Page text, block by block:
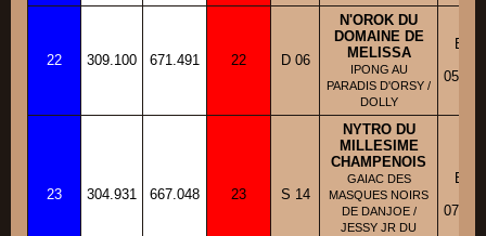
22 309.100 671.491 22 D 06
N'OROK DU
DOMAINE DE
MELISSA
IPONG AU
PARADIS D'ORSY /
DOLLY
05/08/
23 304.931 667.048 23 S 14
NYTRO DU
MILLESIME
CHAMPENOIS
GAIAC DES
MASQUES NOIRS
DE DANJOE /
JESSY JR DU
07/10/